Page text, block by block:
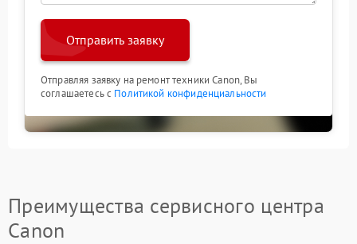
Отправить заявку
Отправляя заявку на ремонт техники Canon, Вы
соглашаетесь с Политикой конфиденциальности
Преимущества сервисного центра
Canon